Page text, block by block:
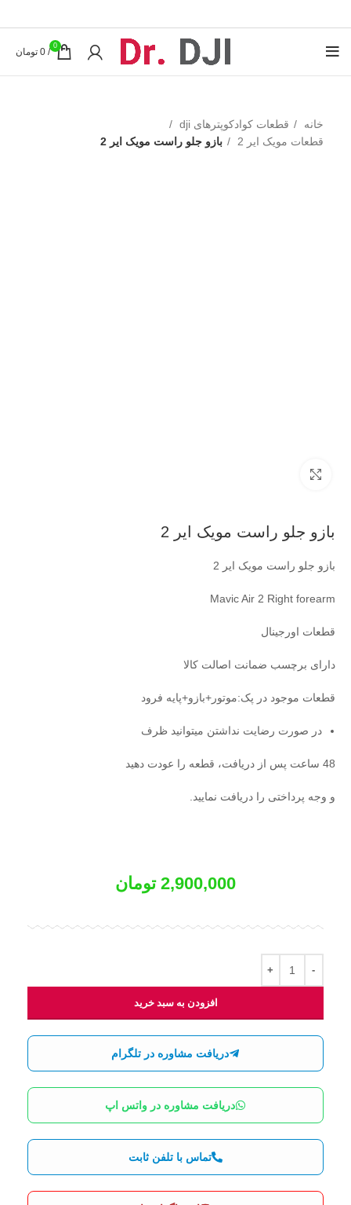
0
/
0 تومان
خانه
قطعات کوادکوپترهای dji
قطعات مویک ایر 2
بازو جلو راست مویک ایر 2
بازو جلو راست مویک ایر 2
بازو جلو راست مویک ایر 2
Mavic Air 2 Right forearm
قطعات اورجینال
دارای برچسب ضمانت اصالت کالا
قطعات موجود در پک:موتور+بازو+پایه فرود
در صورت رضایت نداشتن میتوانید ظرف
48 ساعت پس از دریافت، قطعه را عودت دهید
و وجه پرداختی را دریافت نمایید.
2,900,000 تومان
افزودن به سبد خرید
دریافت مشاوره در تلگرام
دریافت مشاوره در واتس اپ
تماس با تلفن ثابت